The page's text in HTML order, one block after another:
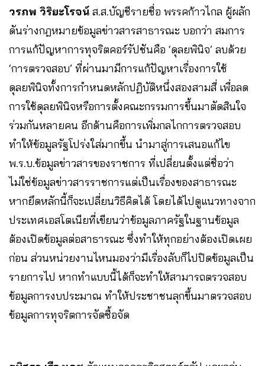
วรภพ วิริยะโรจน์ ส.ส.บัญชีรายชื่อ พรรคก้าวไกล ผู้ผลัก
ดันร่างกฎหมายข้อมูลข่าวสารสาธารณะ บอกว่า สมการ
การแก้ปัญหาการทุจริตคอร์รัปชันคือ ‘ดุลยพินิจ’ ลบด้วย
‘การตรวจสอบ’ ที่ผ่านมามีการแก้ปัญหาเรื่องการใช้
ดุลยพินิจทั้งการกำหนดหลักปฏิบัติหนึ่งสองสามสี่ เพื่อลด
การใช้ดุลยพินิจหรือการตั้งคณะกรรมการขึ้นมาตัดสินใจ
ร่วมกันหลายคน อีกด้านคือการเพิ่มกลไกการตรวจสอบ
ทำให้ข้อมูลรัฐโปร่งใส่มากขึ้น นำมาสู่การเสนอแก้ไข
พ.ร.บ.ข้อมูลข่าวสารของราชการ ที่เปลี่ยนตั้งแต่ชื่อว่า
ไม่ใช่ข้อมูลข่าวสารราชการแต่เป็นเรื่องของสาธารณะ
หากยึดหลักนี้ก็จะเปลี่ยนวิธีคิดได้ โดยได้ไปดูแนวทางจาก
ประเทศเอสโตเนียที่เขียนว่าข้อมูลภาครัฐในฐานข้อมูล
ต้องเปิดข้อมูลต่อสาธารณะ ซึ่งทำให้ทุกอย่างต้องเปิดเผย
ก่อน ส่วนหน่วยงานไหนมองว่ามีเรื่องลับก็ไปปิดข้อมูลเป็น
รายการไป หากทำแบบนี้ได้ก็จะทำให้สามารถตรวจสอบ
ข้อมูลการงบประมาณ ทำให้ประชาชนลุกขึ้นมาตรวจสอบ
ข้อมูลการทุจริตการจัดซื้อจัด